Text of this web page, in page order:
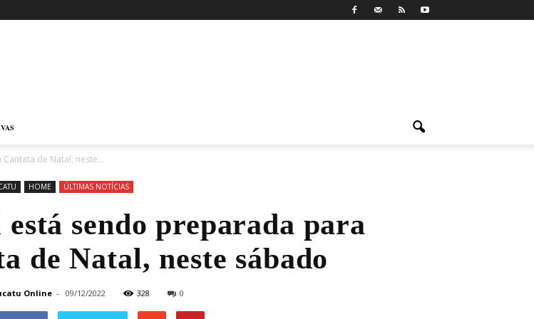
de Natal, neste...
HOME ÚLTIMAS NOTÍCIAS
sendo preparada para
de Natal, neste sábado
Online - 09/12/2022 328 0